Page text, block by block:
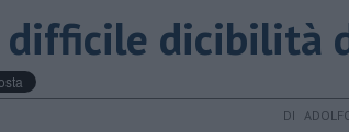
difficile dicibilità
DI